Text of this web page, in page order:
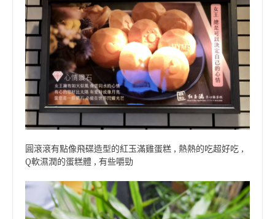
圓滾滾有點像飛碟造型的紅玉滿雞蛋糕 , 熱熱的吃超好吃 ,
Q軟濕潤的蛋糕體 , 有些嚼勁